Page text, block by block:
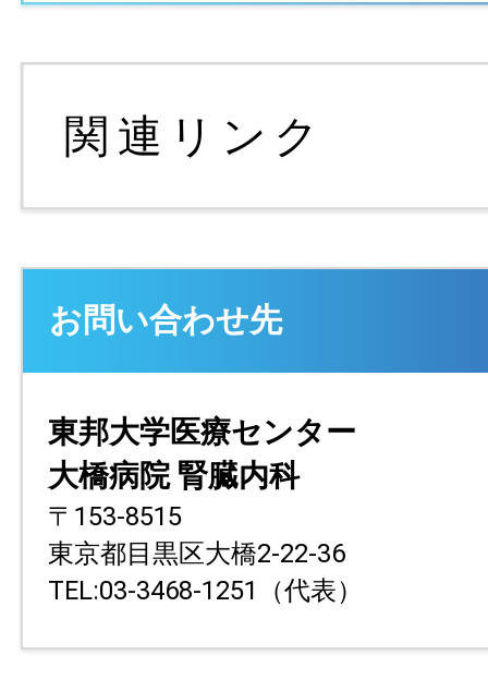
お問い合わせ先
東邦大学医療センター
大橋病院 腎臓内科
〒153-8515
東京都目黒区大橋2-22-36
TEL:03-3468-1251（代表）